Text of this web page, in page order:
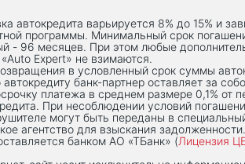
автокредита варьируется 8% до 15% и
программы. Минимальный срок
- 96 месяцев. При этом любые
Expert» не взимаются.
в условленный срок суммы
автокредиту банк-партнер оставляет за
платежа в среднем размере 0,1% от
При несоблюдении условий
могут быть переданы в
агентство для взыскания задолженности.
банком АО «ТБанк» (Лицензия